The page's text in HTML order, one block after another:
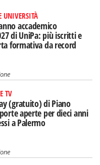
UNIVERSITÀ
accademico
di UniPa: più iscritti e
formativa da record
TV
(gratuito) di Piano
aperte per dieci anni
a Palermo